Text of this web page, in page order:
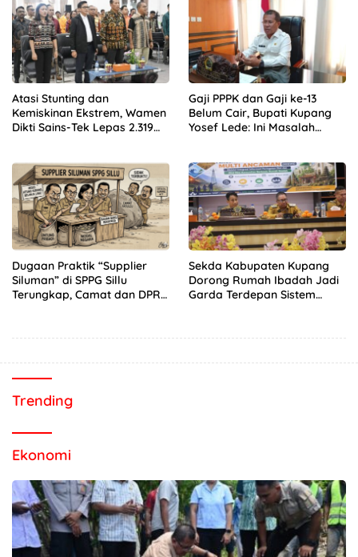
Atasi Stunting dan
Kemiskinan Ekstrem, Wamen
Dikti Sains-Tek Lepas 2.319
Gaji PPPK dan Gaji ke-13
Belum Cair, Bupati Kupang
Yosef Lede: Ini Masalah
Dugaan Praktik “Supplier
Siluman” di SPPG Sillu
Terungkap, Camat dan DPRD
Sekda Kabupaten Kupang
Dorong Rumah Ibadah Jadi
Garda Terdepan Sistem
Trending
Ekonomi